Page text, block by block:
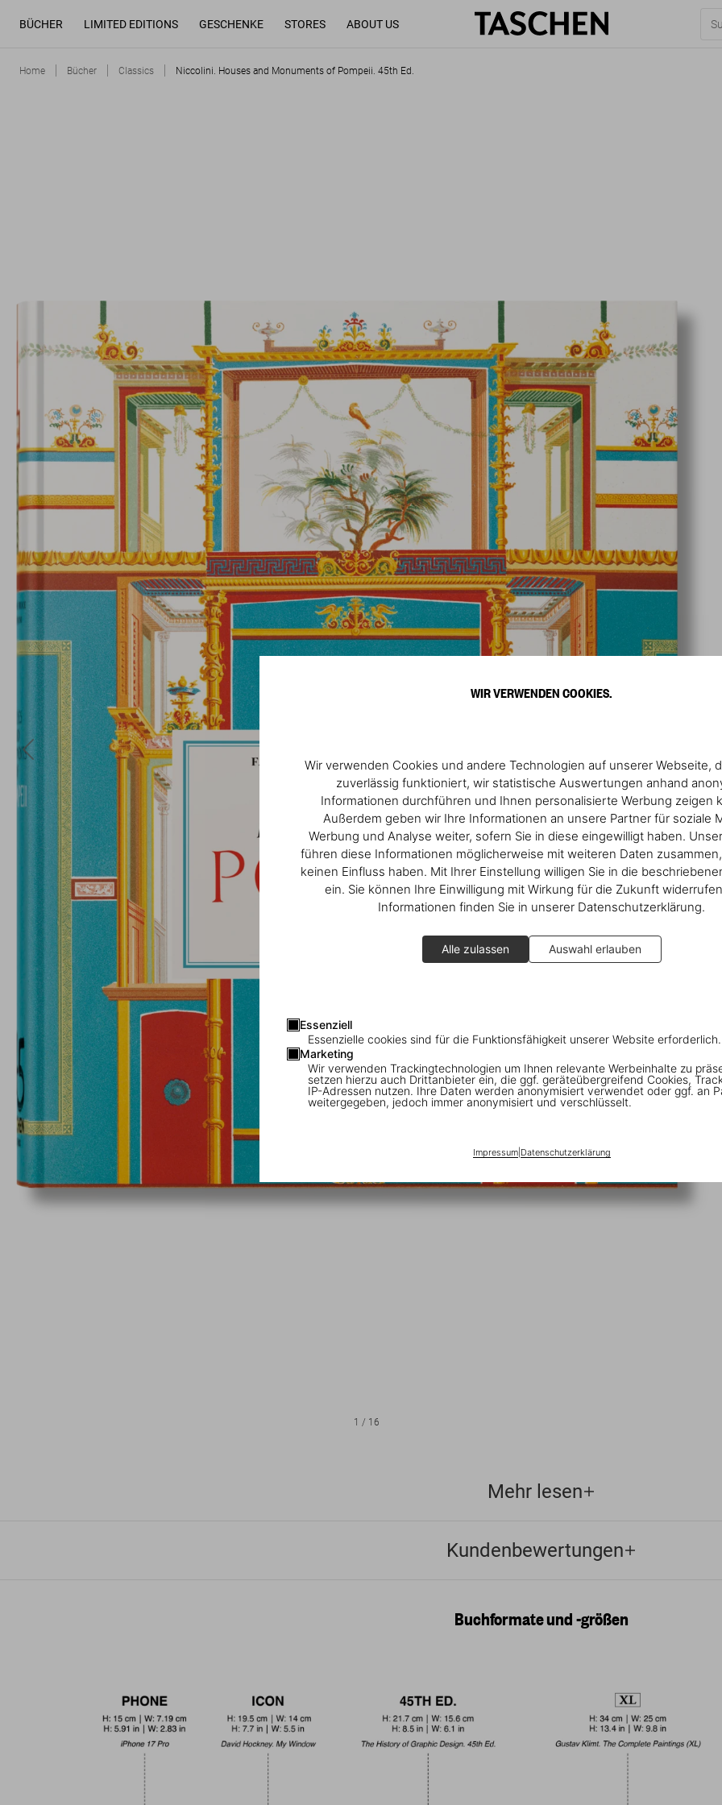
WIR VERWENDEN COOKIES.
Wir verwenden Cookies und andere Technologien auf unserer Webseite,
zuverlässig funktioniert, wir statistische Auswertungen anhand
Informationen durchführen und Ihnen personalisierte Werbung zeigen
Außerdem geben wir Ihre Informationen an unsere Partner für soziale
Werbung und Analyse weiter, sofern Sie in diese eingewilligt haben.
führen diese Informationen möglicherweise mit weiteren Daten
keinen Einfluss haben. Mit Ihrer Einstellung willigen Sie in die
ein. Sie können Ihre Einwilligung mit Wirkung für die Zukunft
Informationen finden Sie in unserer Datenschutzerklärung.
Alle zulassen Auswahl erlauben
Essenziell
Essenzielle cookies sind für die Funktionsfähigkeit unserer Website erforderlich.
Marketing
Wir verwenden Trackingtechnologien um Ihnen relevante Werbeinhalte zu
setzen hierzu auch Drittanbieter ein, die ggf. geräteübergreifend Cookies,
IP-Adressen nutzen. Ihre Daten werden anonymisiert verwendet oder ggf. an
weitergegeben, jedoch immer anonymisiert und verschlüsselt.
Impressum| Datenschutzerklärung
BÜCHER LIMITED EDITIONS GESCHENKE STORES ABOUT US
Home Bücher Classics Niccolini. Houses and Monuments of Pompeii. 45th Ed.
1 / 16
Mehr lesen
Kundenbewertungen
Buchformate und -größen